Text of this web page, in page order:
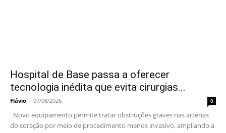
Hospital de Base passa a oferecer
tecnologia inédita que evita cirurgias...
Flávio - 07/08/2026 0
Novo equipamento permite tratar obstruções graves nas artérias
do coração por meio de procedimento menos invasivo, ampliando a